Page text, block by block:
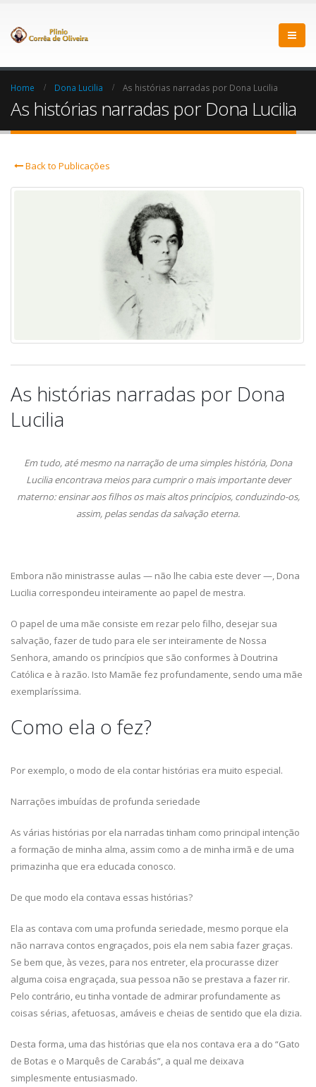
Home Dona Lucilia As histórias narradas por Dona Lucilia
As histórias narradas por Dona Lucilia
Back to Publicações
As histórias narradas por Dona
Lucilia
Em tudo, até mesmo na narração de uma simples história, Dona
Lucilia encontrava meios para cumprir o mais importante dever
materno: ensinar aos filhos os mais altos princípios, conduzindo-os,
assim, pelas sendas da salvação eterna.
Embora não ministrasse aulas — não lhe cabia este dever —, Dona
Lucilia correspondeu inteiramente ao papel de mestra.
O papel de uma mãe consiste em rezar pelo filho, desejar sua
salvação, fazer de tudo para ele ser inteiramente de Nossa
Senhora, amando os princípios que são conformes à Doutrina
Católica e à razão. Isto Mamãe fez profundamente, sendo uma mãe
exemplaríssima.
Como ela o fez?
Por exemplo, o modo de ela contar histórias era muito especial.
Narrações imbuídas de profunda seriedade
As várias histórias por ela narradas tinham como principal intenção
a formação de minha alma, assim como a de minha irmã e de uma
primazinha que era educada conosco.
De que modo ela contava essas histórias?
Ela as contava com uma profunda seriedade, mesmo porque ela
não narrava contos engraçados, pois ela nem sabia fazer graças.
Se bem que, às vezes, para nos entreter, ela procurasse dizer
alguma coisa engraçada, sua pessoa não se prestava a fazer rir.
Pelo contrário, eu tinha vontade de admirar profundamente as
coisas sérias, afetuosas, amáveis e cheias de sentido que ela dizia.
Desta forma, uma das histórias que ela nos contava era a do “Gato
de Botas e o Marquês de Carabás”, a qual me deixava
simplesmente entusiasmado.